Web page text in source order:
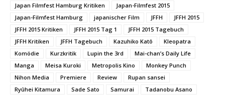
Japan Filmfest Hamburg Kritiken
Japan-Filmfest 2015
Japan-Filmfest Hamburg
japanischer Film JFFH
JFFH 2015
JFFH 2015 Kritiken
JFFH 2015 Tag 1
JFFH 2015 Tagebuch
JFFH Kritiken
JFFH Tagebuch Kazuhiko Katô
Kleopatra
Komödie
Kurzkritik Lupin the 3rd
Mai-chan’s Daily Life
Manga
Meisa Kuroki Metropolis Kino
Monkey Punch
Nihon Media
Premiere Review
Rupan sansei
Ryûhei Kitamura
Sade Sato Samurai Tadanobu Asano